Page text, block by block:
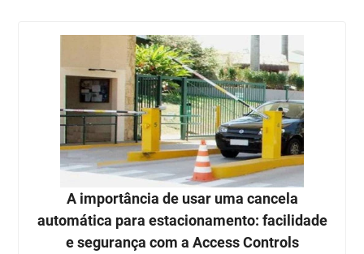
A importância de usar uma cancela
automática para estacionamento: facilidade
e segurança com a Access Controls